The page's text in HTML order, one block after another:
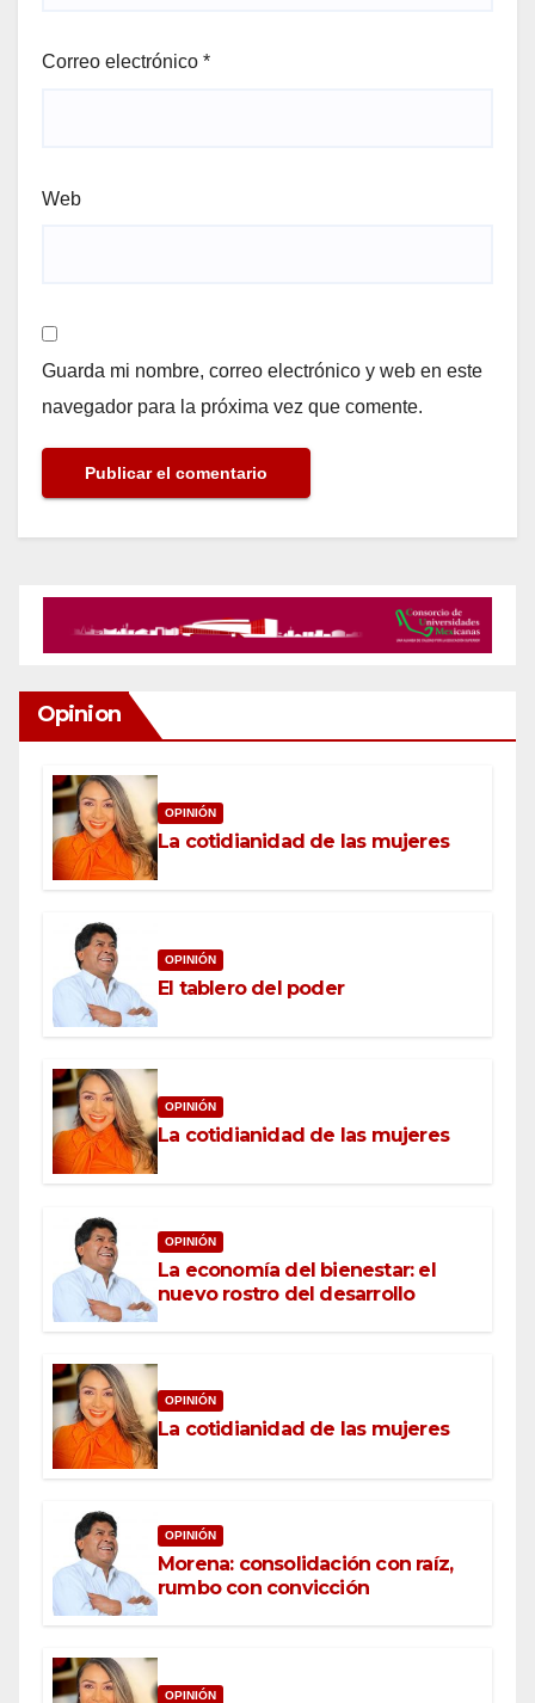
Correo electrónico *
Web
Guarda mi nombre, correo electrónico y web en este
navegador para la próxima vez que comente.
Opinion
OPINIÓN
La cotidianidad de las mujeres
OPINIÓN
El tablero del poder
OPINIÓN
La cotidianidad de las mujeres
OPINIÓN
La economía del bienestar: el
nuevo rostro del desarrollo
OPINIÓN
La cotidianidad de las mujeres
OPINIÓN
Morena: consolidación con raíz,
rumbo con convicción
OPINIÓN